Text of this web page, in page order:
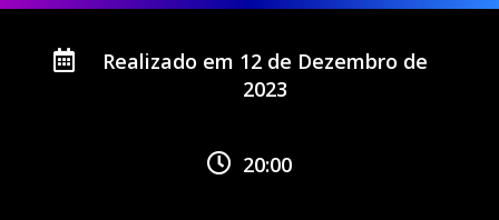
Realizado em 12 de Dezembro de
2023
20:00